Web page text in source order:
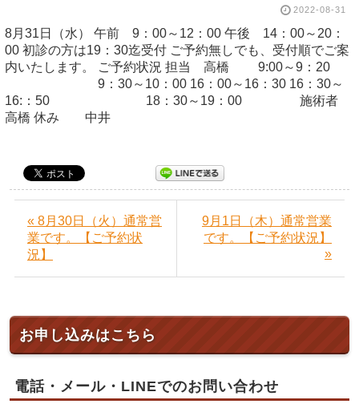
2022-08-31
8月31日（水） 午前 9：00～12：00 午後 14：00～20：
00 初診の方は19：30迄受付 ご予約無しでも、受付順でご案
内いたします。 ご予約状況 担当 高橋 9:00～9：20
9：30～10：00 16：00～16：30 16：30～
16:：50 18：30～19：00 施術者
高橋 休み 中井
« 8月30日（火）通常営
業です。【ご予約状
況】
9月1日（木）通常営業
です。【ご予約状況】
»
お申し込みはこちら
電話・メール・LINEでのお問い合わせ